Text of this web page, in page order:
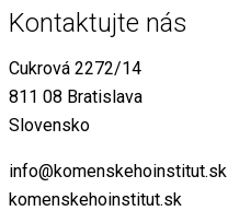
Kontaktujte nás
Cukrová 2272/14
811 08 Bratislava
Slovensko
info@komenskehoinstitut.sk
komenskehoinstitut.sk